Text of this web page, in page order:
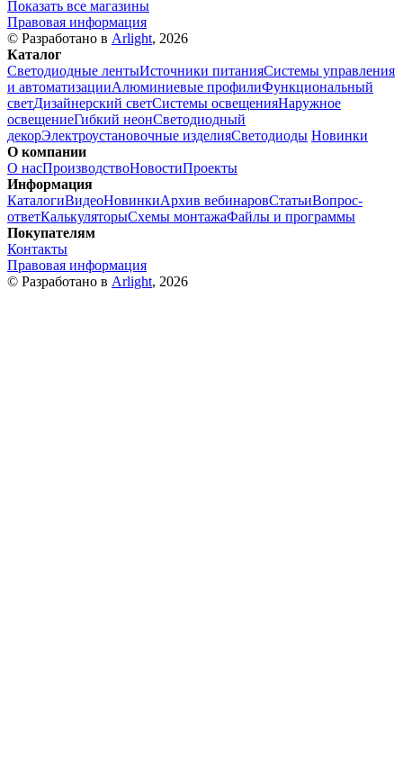
Показать все магазины
Правовая информация
© Разработано в Arlight, 2026
Каталог
Светодиодные лентыИсточники питанияСистемы управления
и автоматизацииАлюминиевые профилиФункциональный
светДизайнерский светСистемы освещенияНаружное
освещениеГибкий неонСветодиодный
декорЭлектроустановочные изделияСветодиоды Новинки
О компании
О насПроизводствоНовостиПроекты
Информация
КаталогиВидеоНовинкиАрхив вебинаровСтатьиВопрос-
ответКалькуляторыСхемы монтажаФайлы и программы
Покупателям
Контакты
Правовая информация
© Разработано в Arlight, 2026